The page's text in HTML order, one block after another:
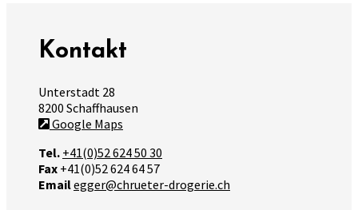
Kontakt
Unterstadt 28
8200 Schaffhausen
Google Maps
Tel. +41(0)52 624 50 30
Fax +41(0)52 624 64 57
Emailegger@chrueter-drogerie.ch